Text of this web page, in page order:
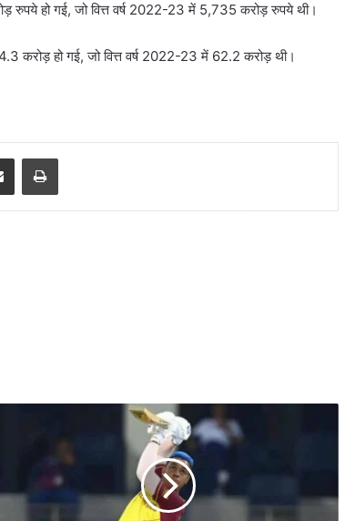
रुपये हो गई, जो वित्त वर्ष 2022-23 में 5,735 करोड़ रुपये थी।
करोड़ हो गई, जो वित्त वर्ष 2022-23 में 62.2 करोड़ थी।
Share via Email Print